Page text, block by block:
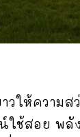
วให้ความ
น์ใช้สอย พ